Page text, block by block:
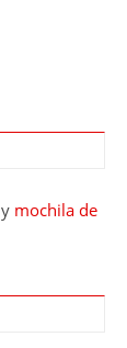
y mochila de